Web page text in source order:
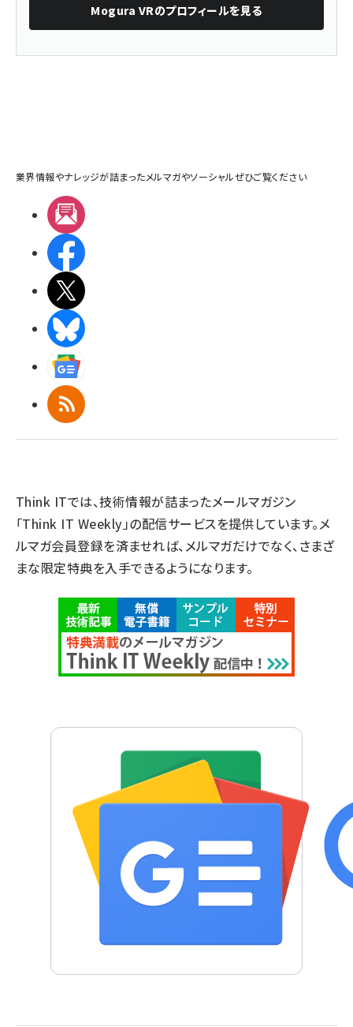
Mogura VRのプロフィールを見る
業界情報やナレッジが詰まったメルマガやソーシャルぜひご覧ください
RSS
Think ITでは、技術情報が詰まったメールマガジン
「Think IT Weekly」の配信サービスを提供しています。メ
ルマガ会員登録を済ませれば、メルマガだけでなく、さまざ
まな限定特典を入手できるようになります。